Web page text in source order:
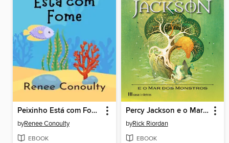
Peixinho Está com Fome
byRenee Conoulty
EBOOK
Percy Jackson e o Mar dos Monstros
byRick Riordan
EBOOK